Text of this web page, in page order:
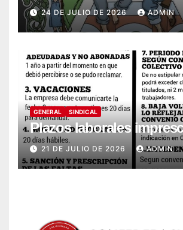
24 DE JULIO DE 2026 ADMIN
GENERAL SINDICAL
Plazos laborales
21 DE JULIO DE 2026 ADMIN